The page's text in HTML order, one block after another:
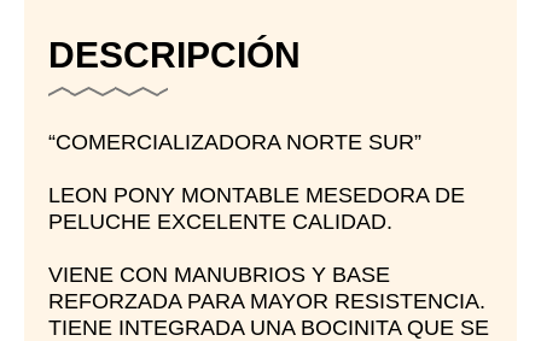
DESCRIPCIÓN
“COMERCIALIZADORA NORTE SUR”
LEON PONY MONTABLE MESEDORA DE
PELUCHE EXCELENTE CALIDAD.
VIENE CON MANUBRIOS Y BASE
REFORZADA PARA MAYOR RESISTENCIA.
TIENE INTEGRADA UNA BOCINITA QUE SE